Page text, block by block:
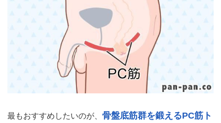
最もおすすめしたいのが、 骨盤底筋群を鍛えるPC筋ト